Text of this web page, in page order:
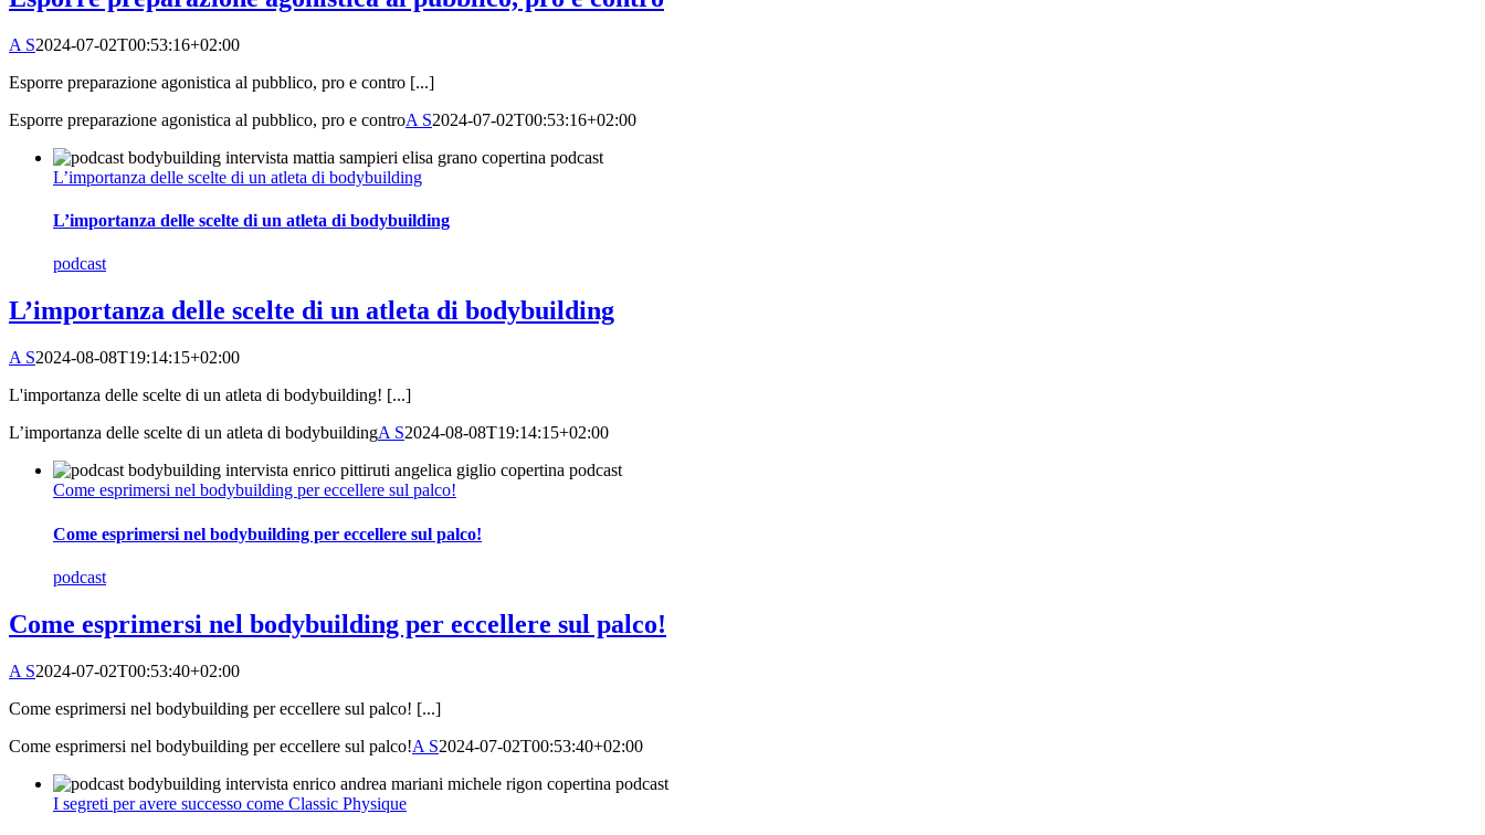
A S2024-07-02T00:53:16+02:00
Esporre preparazione agonistica al pubblico, pro e contro [...]
Esporre preparazione agonistica al pubblico, pro e controA S2024-07-02T00:53:16+02:00
L’importanza delle scelte di un atleta di bodybuilding
L’importanza delle scelte di un atleta di bodybuilding
podcast
L’importanza delle scelte di un atleta di bodybuilding
A S2024-08-08T19:14:15+02:00
L'importanza delle scelte di un atleta di bodybuilding! [...]
L’importanza delle scelte di un atleta di bodybuildingA S2024-08-08T19:14:15+02:00
Come esprimersi nel bodybuilding per eccellere sul palco!
Come esprimersi nel bodybuilding per eccellere sul palco!
podcast
Come esprimersi nel bodybuilding per eccellere sul palco!
A S2024-07-02T00:53:40+02:00
Come esprimersi nel bodybuilding per eccellere sul palco! [...]
Come esprimersi nel bodybuilding per eccellere sul palco!A S2024-07-02T00:53:40+02:00
I segreti per avere successo come Classic Physique